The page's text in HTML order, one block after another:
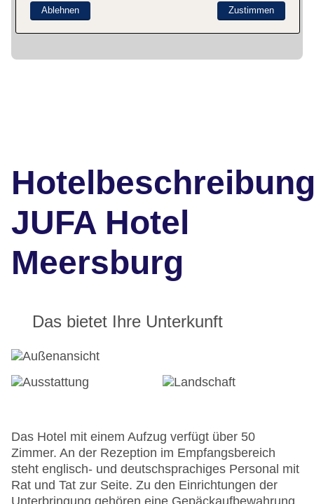
JUFA Hotel
Meersburg
Das bietet Ihre Unterkunft
Das Hotel mit einem Aufzug verfügt über 50
Zimmer. An der Rezeption im Empfangsbereich
steht englisch- und deutschsprachiges Personal mit
Rat und Tat zur Seite. Zu den Einrichtungen der
Zustimmen
Ablehnen